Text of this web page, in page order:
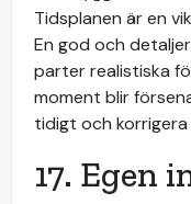
Tidsplanen är en
En god och
parter realistiska
moment blir
tidigt och
17. Egen